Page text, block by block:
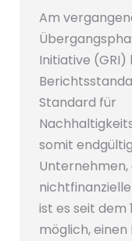
Am
Initiative (GRI)
Standard für
somit
Unternehmen,
ist es seit dem
möglich,